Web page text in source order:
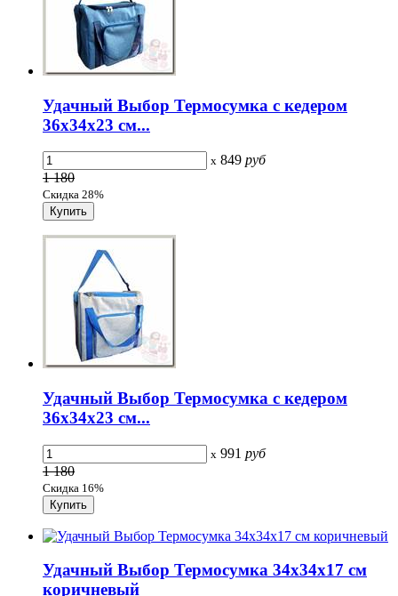
Удачный Выбор Термосумка с кедером
36x34x23 см...
x 849 руб
1 180
Скидка 28%
Удачный Выбор Термосумка с кедером
36x34x23 см...
x 991 руб
1 180
Скидка 16%
Удачный Выбор Термосумка 34x34x17 см
коричневый